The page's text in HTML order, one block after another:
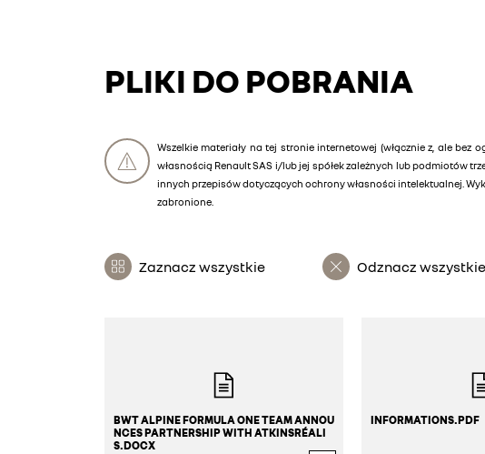
PLIKI DO POBRANIA
Wszelkie materiały na tej stronie internetowej (włącznie z, ale
własnością Renault SAS i/lub jej spółek zależnych lub podmiotów
innych przepisów dotyczących ochrony własności intelektualnej.
zabronione.
Zaznacz wszystkie Odznacz wszystkie
BWT ALPINE FORMULA ONE TEAM ANNOU
NCES PARTNERSHIP WITH ATKINSRÉALI
S.DOCX
INFORMATIONS.PDF